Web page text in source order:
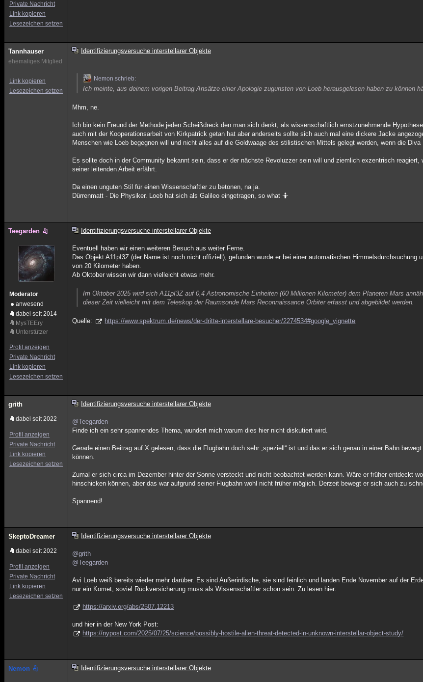
Private Nachricht
Link kopieren
Lesezeichen setzen
Tannhauser
ehemaliges Mitglied
Link kopieren
Lesezeichen setzen
Identifizierungsversuche interstellarer Objekte
Nemon schrieb:
Ich meinte, aus deinem vorigen Beitrag Ansätze einer Apologie zugunsten von Loeb herausgelesen haben zu können
Mhm, ne.
Ich bin kein Freund der Methode jeden Scheißdreck den man sich denkt, als wissenschaftlich ernstzunehmende
auch mit der Kooperationsarbeit von Kirkpatrick getan hat aber anderseits sollte sich auch mal eine dickere Jacke
Menschen wie Loeb begegnen will und nicht alles auf die Goldwaage des stilistischen Mittels gelegt werden, wenn die Diva
Es sollte doch in der Community bekannt sein, dass er der nächste Revoluzzer sein will und ziemlich exzentrisch reagiert,
seiner leitenden Arbeit erfährt.
Da einen unguten Stil für einen Wissenschaftler zu betonen, na ja.
Dürrenmatt - Die Physiker. Loeb hat sich als Galileo eingetragen, so what 🤷
Teegarden
Moderator
anwesend
dabei seit 2014
MysTEEry
Unterstützer
Profil anzeigen
Private Nachricht
Link kopieren
Lesezeichen setzen
Identifizierungsversuche interstellarer Objekte
Eventuell haben wir einen weiteren Besuch aus weiter Ferne.
Das Objekt A11pI3Z (der Name ist noch nicht offiziell), gefunden wurde er bei einer automatischen Himmelsdurchsuchung
von 20 Kilometer haben.
Ab Oktober wissen wir dann vielleicht etwas mehr.
Im Oktober 2025 wird sich A11pI3Z auf 0,4 Astronomische Einheiten (60 Millionen Kilometer) dem Planeten Mars
dieser Zeit vielleicht mit dem Teleskop der Raumsonde Mars Reconnaissance Orbiter erfasst und abgebildet werden.
Quelle: https://www.spektrum.de/news/der-dritte-interstellare-besucher/2274534#google_vignette
grith
dabei seit 2022
Profil anzeigen
Private Nachricht
Link kopieren
Lesezeichen setzen
Identifizierungsversuche interstellarer Objekte
@Teegarden
Finde ich ein sehr spannendes Thema, wundert mich warum dies hier nicht diskutiert wird.
Gerade einen Beitrag auf X gelesen, dass die Flugbahn doch sehr „speziell“ ist und das er sich genau in einer Bahn
können.
Zumal er sich circa im Dezember hinter der Sonne versteckt und nicht beobachtet werden kann. Wäre er früher entdeckt
hinschicken können, aber das war aufgrund seiner Flugbahn wohl nicht früher möglich. Derzeit bewegt er sich auch zu
Spannend!
SkeptoDreamer
dabei seit 2022
Profil anzeigen
Private Nachricht
Link kopieren
Lesezeichen setzen
Identifizierungsversuche interstellarer Objekte
@grith
@Teegarden
Avi Loeb weiß bereits wieder mehr darüber. Es sind Außerirdische, sie sind feinlich und landen Ende November auf der
nur ein Komet, soviel Rückversicherung muss als Wissenschaftler schon sein. Zu lesen hier:
https://arxiv.org/abs/2507.12213
und hier in der New York Post:
https://nypost.com/2025/07/25/science/possibly-hostile-alien-threat-detected-in-unknown-interstellar-object-study/
Nemon Identifizierungsversuche interstellarer Objekte